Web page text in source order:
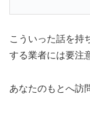
こういった話を持
する業者には要注
あなたのもとへ訪